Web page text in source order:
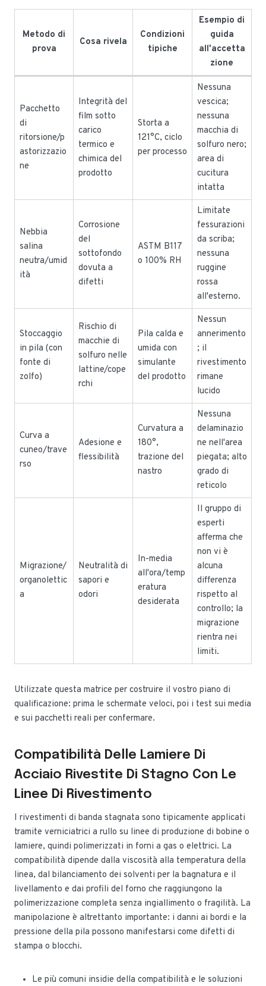
Metodo di
prova
Cosa rivela
Condizioni
tipiche
Esempio di
guida
all'accetta
zione
Pacchetto
di
ritorsione/p
astorizzazio
ne
Integrità del
film sotto
carico
termico e
chimica del
prodotto
Storta a
121°C, ciclo
per processo
Nessuna
vescica;
nessuna
macchia di
solfuro nero;
area di
cucitura
intatta
Nebbia
salina
neutra/umid
ità
Corrosione
del
sottofondo
dovuta a
difetti
ASTM B117
o 100% RH
Limitate
fessurazioni
da scriba;
nessuna
ruggine
rossa
all'esterno.
Stoccaggio
in pila (con
fonte di
zolfo)
Rischio di
macchie di
solfuro nelle
lattine/cope
rchi
Pila calda e
umida con
simulante
del prodotto
Nessun
annerimento
; il
rivestimento
rimane
lucido
Curva a
cuneo/trave
rso
Adesione e
flessibilità
Curvatura a
180°,
trazione del
nastro
Nessuna
delaminazio
ne nell'area
piegata; alto
grado di
reticolo
Migrazione/
organolettic
a
Neutralità di
sapori e
odori
In-media
all'ora/temp
eratura
desiderata
Il gruppo di
esperti
afferma che
non vi è
alcuna
differenza
rispetto al
controllo; la
migrazione
rientra nei
limiti.
Utilizzate questa matrice per costruire il vostro piano di
qualificazione: prima le schermate veloci, poi i test sui media
e sui pacchetti reali per confermare.
Compatibilità Delle Lamiere Di
Acciaio Rivestite Di Stagno Con Le
Linee Di Rivestimento
I rivestimenti di banda stagnata sono tipicamente applicati
tramite verniciatrici a rullo su linee di produzione di bobine o
lamiere, quindi polimerizzati in forni a gas o elettrici. La
compatibilità dipende dalla viscosità alla temperatura della
linea, dal bilanciamento dei solventi per la bagnatura e il
livellamento e dai profili del forno che raggiungono la
polimerizzazione completa senza ingiallimento o fragilità. La
manipolazione è altrettanto importante: i danni ai bordi e la
pressione della pila possono manifestarsi come difetti di
stampa o blocchi.
Le più comuni insidie della compatibilità e le soluzioni